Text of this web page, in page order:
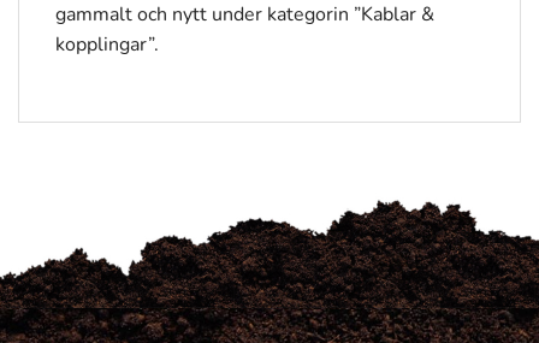
gammalt och nytt under kategorin ”Kablar &
kopplingar”.